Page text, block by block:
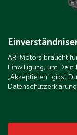
ARI Motors braucht
Einwilligung, um
„Akzeptieren“ gibst